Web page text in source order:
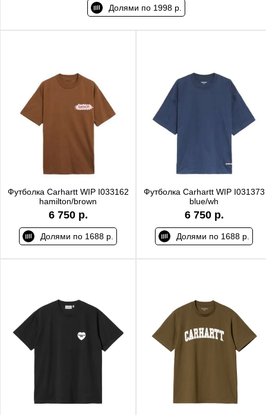
Долями по 1998 р.
Футболка Carhartt WIP I033162
hamilton/brown
6 750 р.
Долями по 1688 р.
Футболка Carhartt WIP I031373
blue/wh
6 750 р.
Долями по 1688 р.